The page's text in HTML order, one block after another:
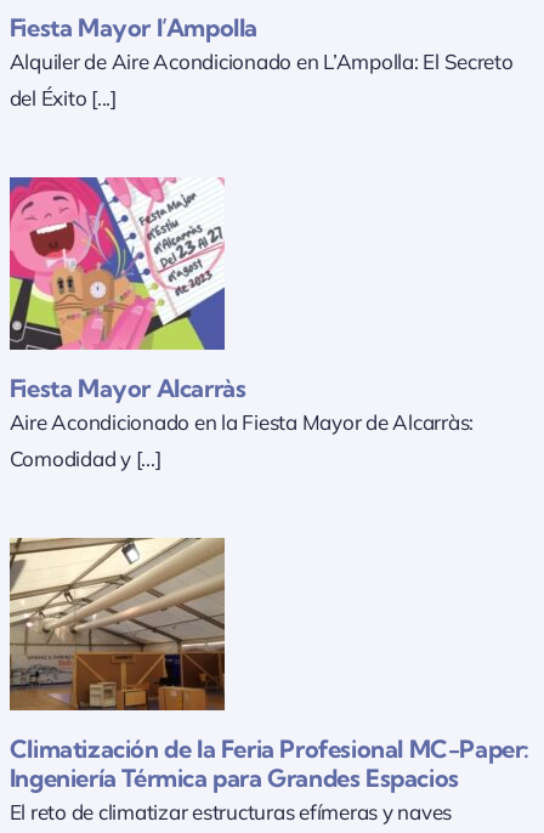
Fiesta Mayor l’Ampolla
Alquiler de Aire Acondicionado en L’Ampolla: El Secreto
del Éxito [...]
Fiesta Mayor Alcarràs
Aire Acondicionado en la Fiesta Mayor de Alcarràs:
Comodidad y [...]
Climatización de la Feria Profesional MC-Paper:
Ingeniería Térmica para Grandes Espacios
El reto de climatizar estructuras efímeras y naves